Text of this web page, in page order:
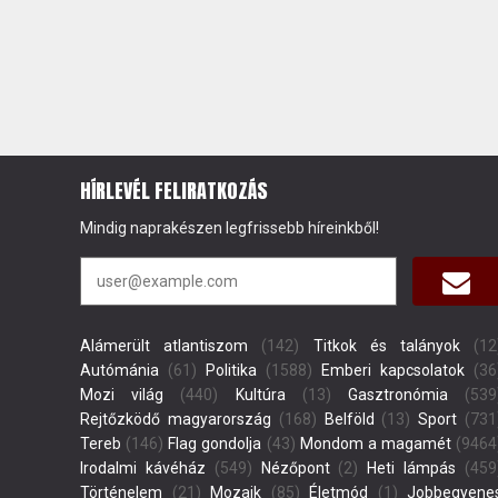
HÍRLEVÉL FELIRATKOZÁS
Mindig naprakészen legfrissebb híreinkből!
Alámerült atlantiszom (142) Titkok és talányok
Autómánia (61) Politika (1588) Emberi kapcsolatok
Mozi világ (440) Kultúra (13) Gasztronómia
Rejtőzködő magyarország (168) Belföld (13) Sport
Tereb (146) Flag gondolja (43) Mondom a magamét
Irodalmi kávéház (549) Nézőpont(2) Heti lámpás
Történelem (21) Mozaik (85) Életmód (1)